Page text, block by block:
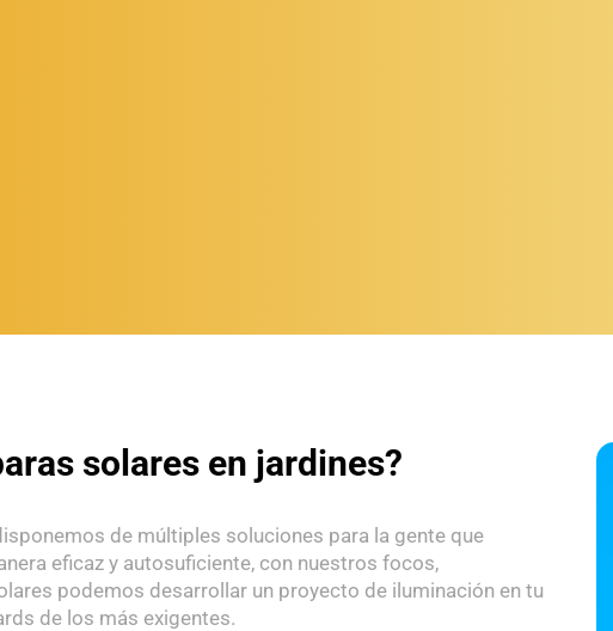
solares en jardines?
de múltiples soluciones para la gente que
eficaz y autosuficiente, con nuestros focos,
podemos desarrollar un proyecto de iluminación en tu
de los más exigentes.